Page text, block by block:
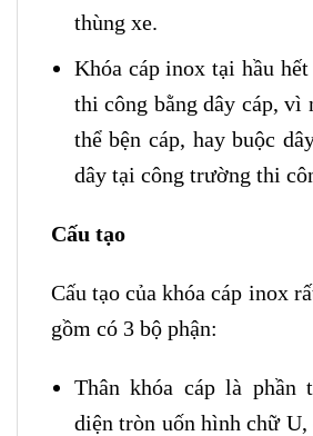
thùng xe.
Khóa cáp inox tại hầu
thi công bằng dây cáp, vì
thể bện cáp, hay buộc
dây tại công trường thi
Cấu tạo
Cấu tạo của khóa cáp inox
gồm có 3 bộ phận:
Thân khóa cáp là phần
diện tròn uốn hình chữ U,